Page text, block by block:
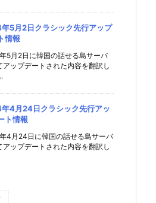
5月2日クラシック先行アップ
情報
5月2日に韓国の話せる島サーバ
アップデートされた内容を翻訳し
4月24日クラシック先行アッ
ト情報
4月24日に韓国の話せる島サーバ
アップデートされた内容を翻訳し